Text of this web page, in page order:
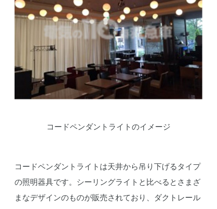
コードペンダントライトのイメージ
コードペンダントライトは天井から吊り下げるタイプ
の照明器具です。シーリングライトと比べるとさまざ
まなデザインのものが販売されており、ダクトレール